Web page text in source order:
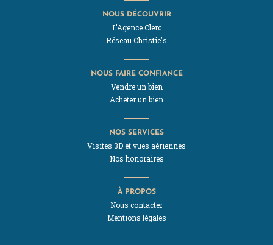
NOUS DÉCOUVRIR
L'Agence Clerc
Réseau Christie's
NOUS FAIRE CONFIANCE
Vendre un bien
Acheter un bien
NOS SERVICES
Visites 3D et vues aériennes
Nos honoraires
À PROPOS
Nous contacter
Mentions légales